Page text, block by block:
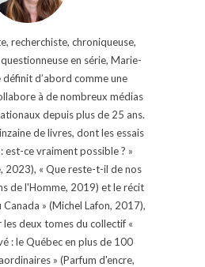
recherchiste, chroniqueuse,
en série, Marie-
définit d’abord comme une
à de nombreux médias
depuis plus de 25 ans.
de livres, dont les essais
est-ce vraiment possible ? »
2023), « Que reste-t-il de nos
de l'Homme, 2019) et le récit
» (Michel Lafon, 2017),
deux tomes du collectif «
: le Québec en plus de 100
» (Parfum d'encre,